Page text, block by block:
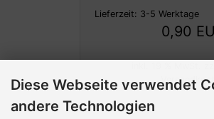
Lieferzeit: 3-5 Werktage
0,90
Diese Webseite verwendet
andere Technologien